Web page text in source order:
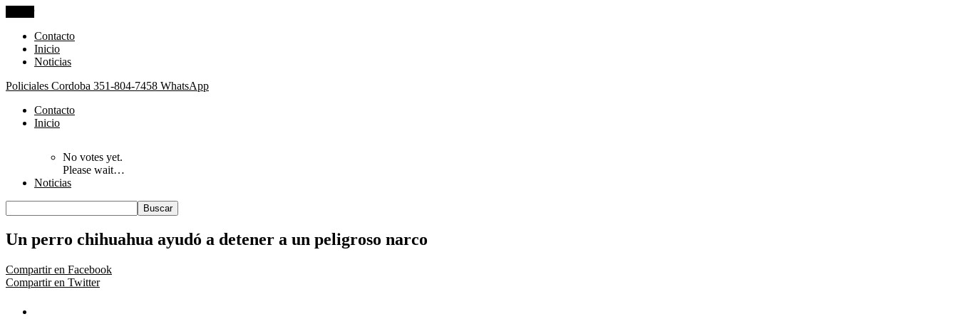
Contacto
Inicio
Noticias
Policiales Cordoba 351-804-7458 WhatsApp
Contacto
Inicio
No votes yet.
Please wait…
Noticias
Un perro chihuahua ayudó a detener a un peligroso narco
Compartir en Facebook
Compartir en Twitter